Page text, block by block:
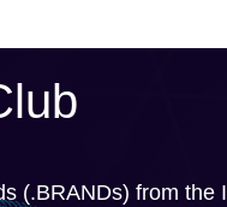
(.BRANDs) from the